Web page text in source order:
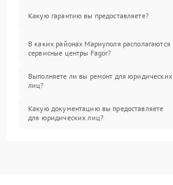
Какую гарантию вы предоставляете?
В каких районах Мариуполя располагаются
сервисные центры Fagor?
Выполняете ли вы ремонт для юридических
лиц?
Какую документацию вы предоставляете
для юридических лиц?